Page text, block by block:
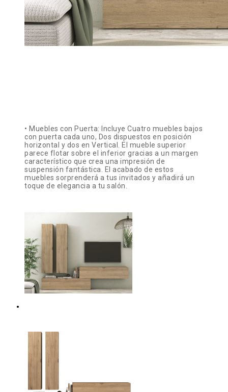
• Muebles con Puerta: Incluye Cuatro muebles bajos
con puerta cada uno, Dos dispuestos en posición
horizontal y dos en Vertical. El mueble superior
parece flotar sobre el inferior gracias a un margen
característico que crea una impresión de
suspensión fantástica. El acabado de estos
muebles sorprenderá a tus invitados y añadirá un
toque de elegancia a tu salón.